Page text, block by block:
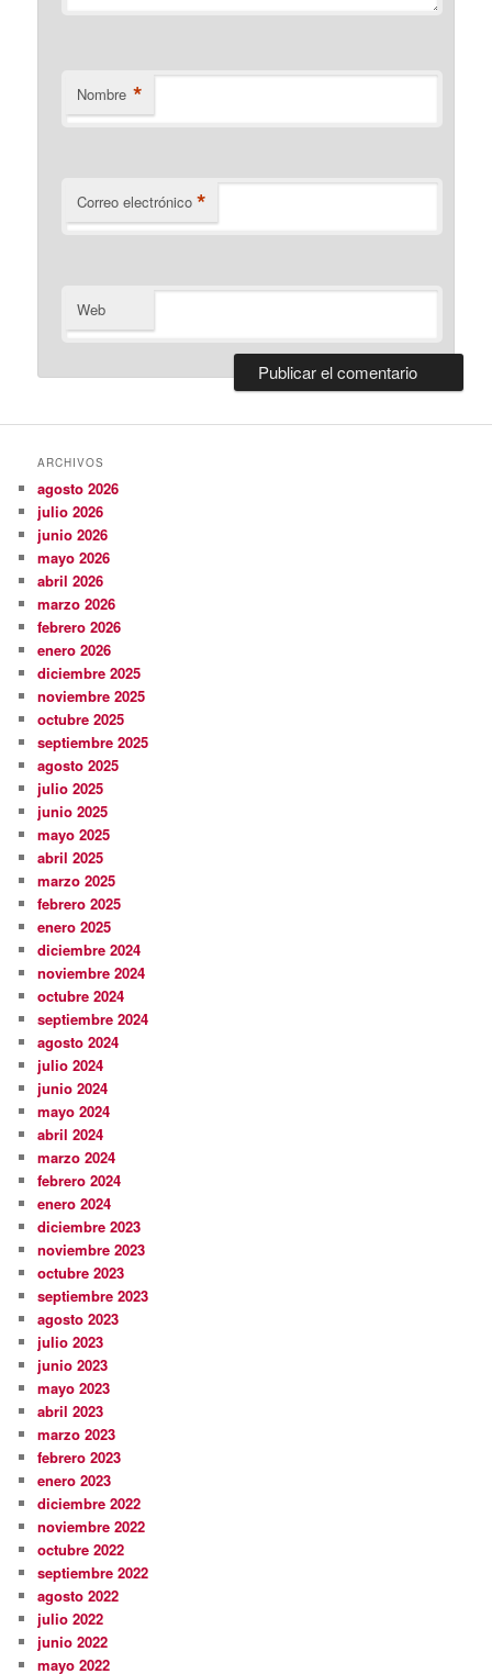
Nombre *
Correo electrónico *
Web
ARCHIVOS
agosto 2026
julio 2026
junio 2026
mayo 2026
abril 2026
marzo 2026
febrero 2026
enero 2026
diciembre 2025
noviembre 2025
octubre 2025
septiembre 2025
agosto 2025
julio 2025
junio 2025
mayo 2025
abril 2025
marzo 2025
febrero 2025
enero 2025
diciembre 2024
noviembre 2024
octubre 2024
septiembre 2024
agosto 2024
julio 2024
junio 2024
mayo 2024
abril 2024
marzo 2024
febrero 2024
enero 2024
diciembre 2023
noviembre 2023
octubre 2023
septiembre 2023
agosto 2023
julio 2023
junio 2023
mayo 2023
abril 2023
marzo 2023
febrero 2023
enero 2023
diciembre 2022
noviembre 2022
octubre 2022
septiembre 2022
agosto 2022
julio 2022
junio 2022
mayo 2022